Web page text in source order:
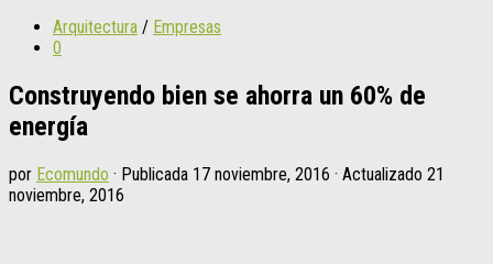
Arquitectura / Empresas
0
Construyendo bien se ahorra un 60% de
energía
por Ecomundo · Publicada 17 noviembre, 2016 · Actualizado 21
noviembre, 2016